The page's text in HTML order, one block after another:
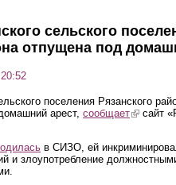
сельского
отпущена под
поселения Рязанского
арест, сообщает(link is
сайт
в СИЗО, ей
и злоупотребление